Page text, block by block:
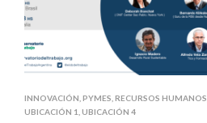
INNOVACIÓN PYMES RECURSOS HUMANOS
UBICACIÓN 1 UBICACIÓN 4